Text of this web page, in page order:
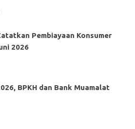
Pembiayaan Konsumer
2026
BPKH dan Bank Muamalat